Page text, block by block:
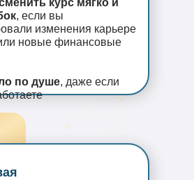
курс мягко и
, если вы
изменения карьере
новые финансовые
по душе, даже если